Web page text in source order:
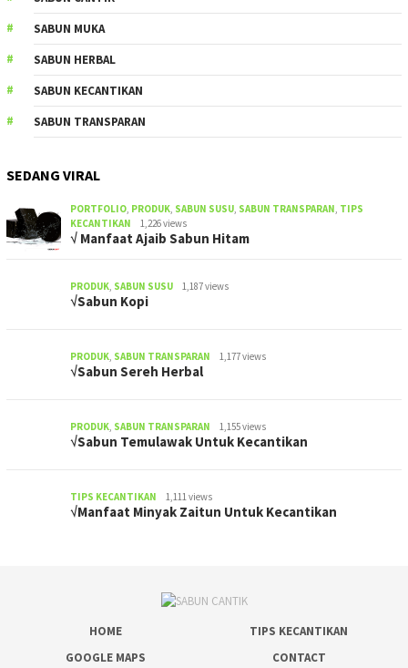
SABUN MUKA
SABUN HERBAL
SABUN KECANTIKAN
SABUN TRANSPARAN
SEDANG VIRAL
PORTFOLIO, PRODUK, SABUN SUSU, SABUN TRANSPARAN, TIPS
KECANTIKAN
1,226 views
√ Manfaat Ajaib Sabun Hitam
PRODUK, SABUN SUSU 1,187 views
√Sabun Kopi
PRODUK, SABUN TRANSPARAN 1,177 views
√Sabun Sereh Herbal
PRODUK, SABUN TRANSPARAN 1,155 views
√Sabun Temulawak Untuk Kecantikan
TIPS KECANTIKAN 1,111 views
√Manfaat Minyak Zaitun Untuk Kecantikan
HOME
TIPS KECANTIKAN
GOOGLE MAPS
CONTACT